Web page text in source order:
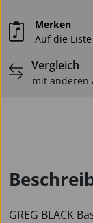
Merken
Auf die Liste
Vergleich
mit anderen
GREG BLACK